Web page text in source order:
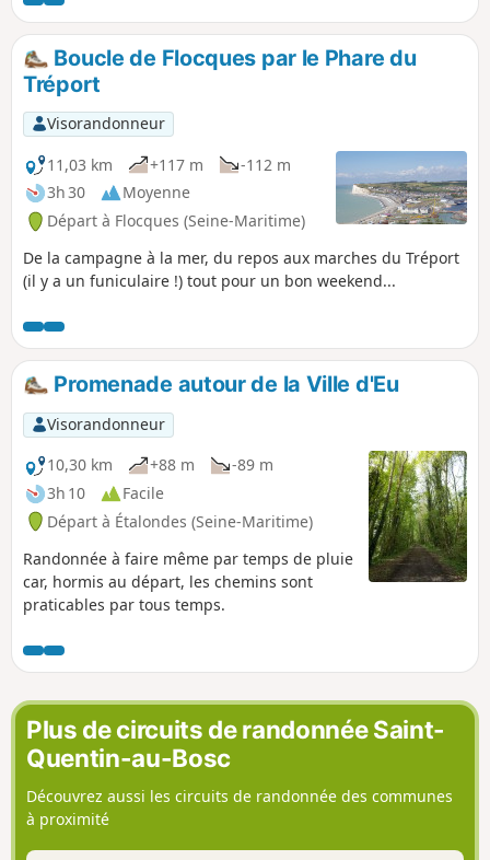
Boucle de Flocques par le Phare du
Tréport
Visorandonneur
11,03 km
+117 m
-112 m
3h 30
Moyenne
Départ à Flocques (Seine-Maritime)
De la campagne à la mer, du repos aux marches du Tréport
(il y a un funiculaire !) tout pour un bon weekend...
Promenade autour de la Ville d'Eu
Visorandonneur
10,30 km
+88 m
-89 m
3h 10
Facile
Départ à Étalondes (Seine-Maritime)
Randonnée à faire même par temps de pluie
car, hormis au départ, les chemins sont
praticables par tous temps.
Plus de circuits de randonnée Saint-
Quentin-au-Bosc
Découvrez aussi les circuits de randonnée des communes
à proximité